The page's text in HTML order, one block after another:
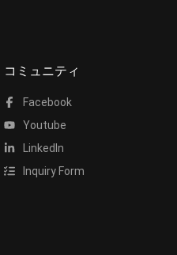
コミュニティ
Facebook
Youtube
LinkedIn
Inquiry Form